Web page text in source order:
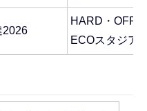
2026
HARD・OFF
ECOスタジア